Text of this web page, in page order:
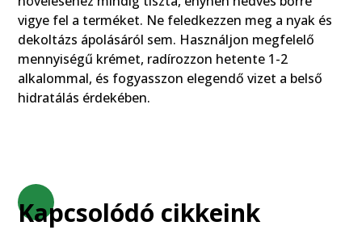
vigye fel a terméket. Ne feledkezzen meg a nyak és
dekoltázs ápolásáról sem. Használjon megfelelő
mennyiségű krémet, radírozzon hetente 1-2
alkalommal, és fogyasszon elegendő vizet a belső
hidratálás érdekében.
Kapcsolódó cikkeink